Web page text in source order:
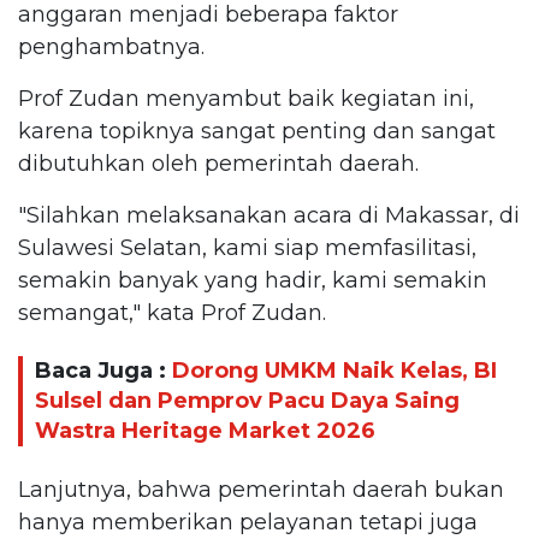
anggaran menjadi beberapa faktor
penghambatnya.
Prof Zudan menyambut baik kegiatan ini,
karena topiknya sangat penting dan sangat
dibutuhkan oleh pemerintah daerah.
"Silahkan melaksanakan acara di Makassar, di
Sulawesi Selatan, kami siap memfasilitasi,
semakin banyak yang hadir, kami semakin
semangat," kata Prof Zudan.
Baca Juga : Dorong UMKM Naik Kelas, BI
Sulsel dan Pemprov Pacu Daya Saing
Wastra Heritage Market 2026
Lanjutnya, bahwa pemerintah daerah bukan
hanya memberikan pelayanan tetapi juga